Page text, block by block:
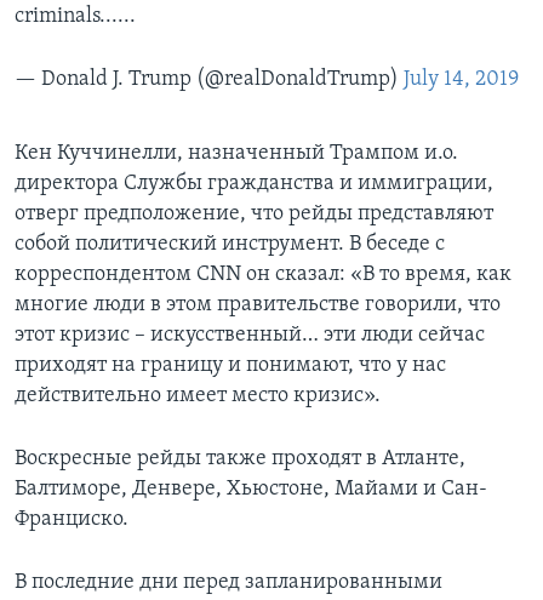
criminals......
— Donald J. Trump (@realDonaldTrump) July 14, 2019
Кен Куччинелли, назначенный Трампом и.о.
директора Службы гражданства и иммиграции,
отверг предположение, что рейды представляют
собой политический инструмент. В беседе с
корреспондентом CNN он сказал: «В то время, как
многие люди в этом правительстве говорили, что
этот кризис – искусственный… эти люди сейчас
приходят на границу и понимают, что у нас
действительно имеет место кризис».
Воскресные рейды также проходят в Атланте,
Балтиморе, Денвере, Хьюстоне, Майами и Сан-
Франциско.
В последние дни перед запланированными